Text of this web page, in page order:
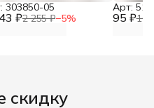
₽2 255 ₽−5%
303850-05
95 ₽
Арт:
скидку